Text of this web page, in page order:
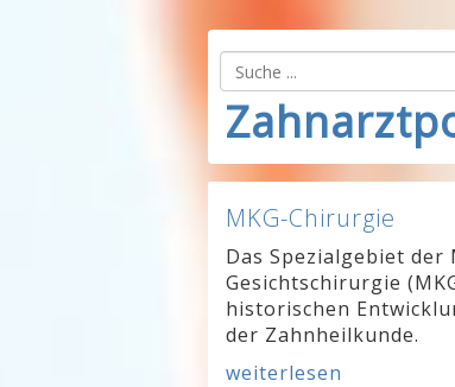
MKG-Chirurgie
Das Spezialgebiet der
Gesichtschirurgie
historischen
der Zahnheilkunde.
weiterlesen